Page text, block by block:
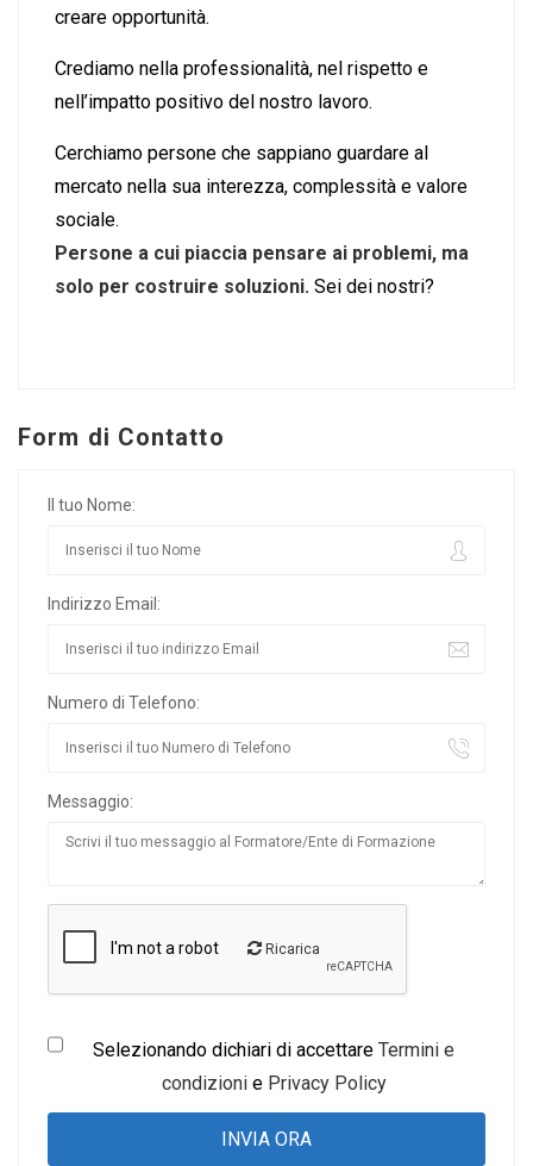
creare opportunità.
Crediamo nella professionalità, nel rispetto e
nell’impatto positivo del nostro lavoro.
Cerchiamo persone che sappiano guardare al
mercato nella sua interezza, complessità e valore
sociale.
Persone a cui piaccia pensare ai problemi, ma
solo per costruire soluzioni. Sei dei nostri?
Form di Contatto
Il tuo Nome:
Indirizzo Email:
Numero di Telefono:
Messaggio:
Ricarica
Selezionando dichiari di accettareTermini e
condizionie Privacy Policy